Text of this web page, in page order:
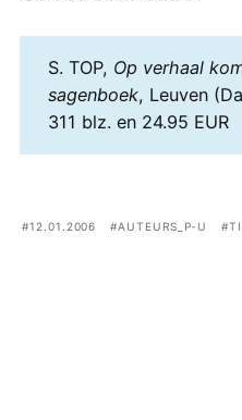
S. TOP, Op verhaal
sagenboek, Leuven
311 blz. en 24.95 EUR
12.01.2006 AUTEURS_P-U